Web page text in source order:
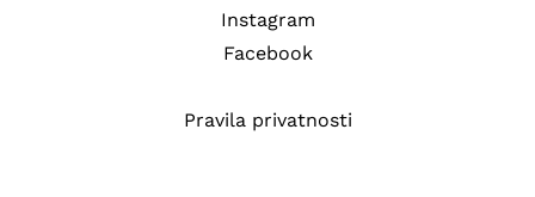
Instagram
Facebook
Pravila privatnosti